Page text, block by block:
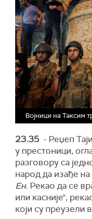
Војници на Таксим
23.35 - Реџеп
у престоници,
разговору са
народ да изађе
Ен. Рекао да се
или касније",
који су преузели